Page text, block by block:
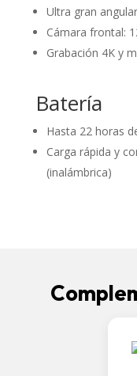
Ultra gran
Cámara frontal:
Grabación 4K y
Batería
Hasta 22 horas
Carga rápida y
(inalámbrica)